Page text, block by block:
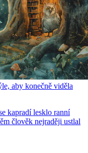
aby konečně viděla
kapradí lesklo ranní
člověk nejraději ustlal